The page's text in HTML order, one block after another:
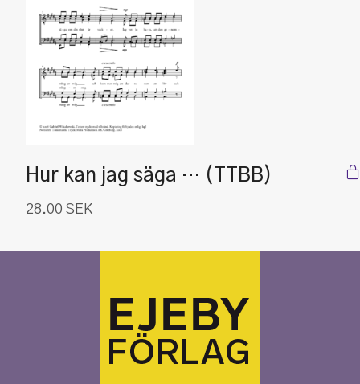
Hur kan jag säga … (TTBB)
28.00 SEK